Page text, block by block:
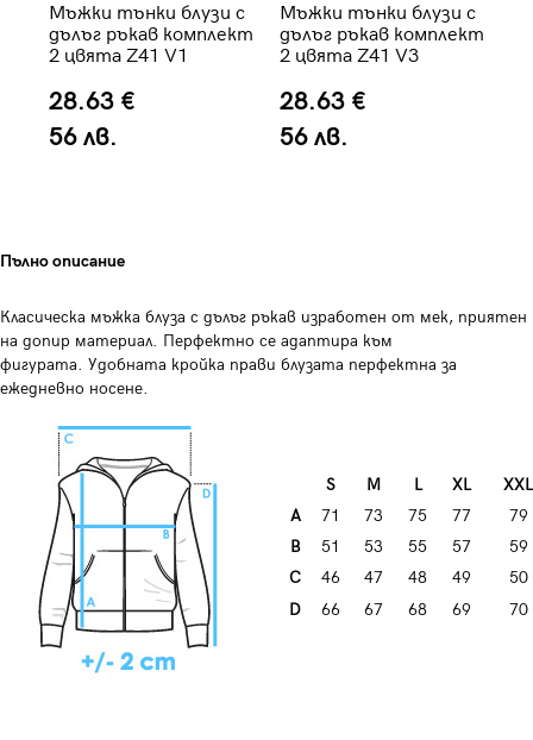
Мъжки тънки блузи с
дълъг ръкав комплект
2 цвята Z41 V1
28.63 €
56 лв.
Мъжки тънки блузи с
дълъг ръкав комплект
2 цвята Z41 V3
28.63 €
56 лв.
Пълно описание
Класическа мъжка блуза с дълъг ръкав изработен от мек, приятен
на допир материал. Перфектно се адаптира към
фигурата. Удобната кройка прави блузата перфектна за
ежедневно носене.
S М L XL
XXL
А
71 73 75 77
79
B
51 53 55 57
59
C
46 47 48 49
50
D
66 67 68 69 70